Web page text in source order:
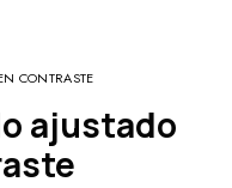
CONTRASTE